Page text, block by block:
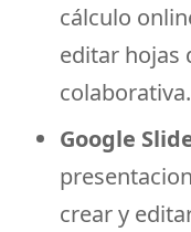
cálculo
editar hojas
colaborativa.
Google
crear y